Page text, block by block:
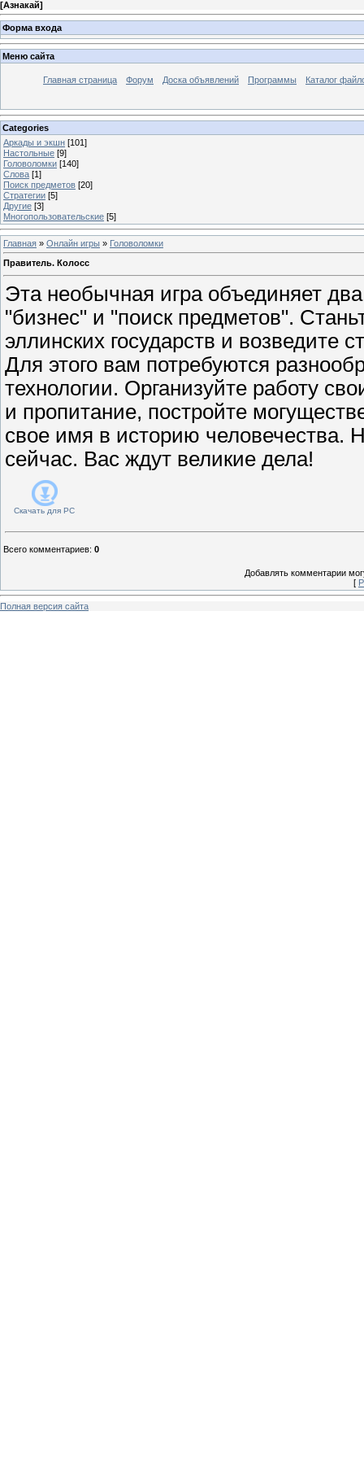
[Азнакай]
Форма входа
Меню сайта
Главная страница Форум Доска объявлений Программы Каталог
Categories
Аркады и экшн [101]
Настольные [9]
Головоломки [140]
Слова [1]
Поиск предметов [20]
Стратегии [5]
Другие [3]
Многопользовательские [5]
Главная » Онлайн игры » Головоломки
Правитель. Колосс
Эта необычная игра объединяет
"бизнес" и "поиск предметов".
эллинских государств и возведите
Для этого вам потребуются
технологии. Организуйте работу
и пропитание, постройте
свое имя в историю человечества.
сейчас. Вас ждут великие дела!
Скачать для PC
Всего комментариев: 0
Добавлять комментарии
[
Полная версия сайта